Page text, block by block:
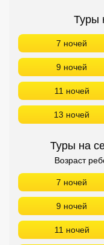
Туры
7 ночей
9 ночей
11 ночей
13 ночей
Туры на
Возраст
7 ночей
9 ночей
11 ночей